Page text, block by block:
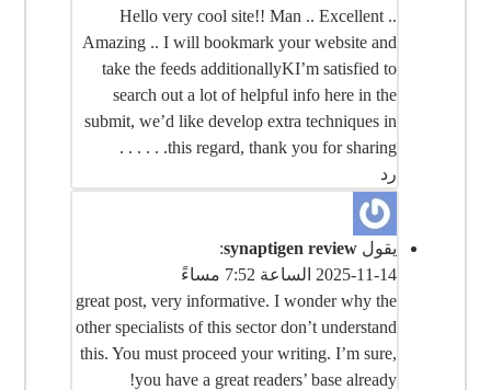
Hello very cool site!! Man .. Excellent ..
Amazing .. I will bookmark your website and
take the feeds additionallyKI’m satisfied to
search out a lot of helpful info here in the
submit, we’d like develop extra techniques in
this regard, thank you for sharing. . . . . .
رد
يقول synaptigen review
:
2025-11-14 الساعة 7:52 مساءً
great post, very informative. I wonder why the
other specialists of this sector don’t understand
this. You must proceed your writing. I’m sure,
you have a great readers’ base already!